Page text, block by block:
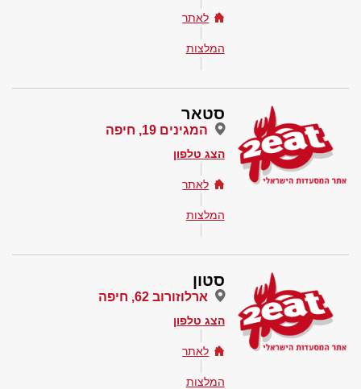
לאתר
המלצות
סטאר
המגינים 19, חיפה
הצג טלפון
לאתר
המלצות
סטון
ארלוזורוב 62, חיפה
הצג טלפון
לאתר
המלצות